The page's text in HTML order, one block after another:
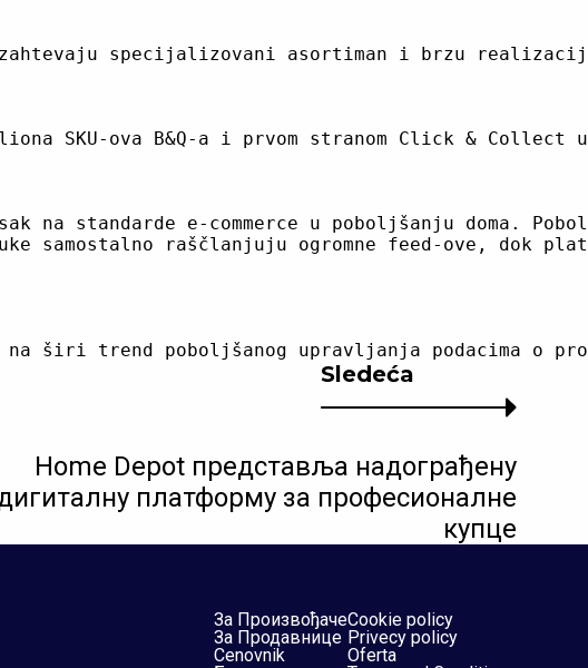
specijalizovani asortiman i brzu
SKU-ova B&Q-a i prvom stranom Click &
e-commerce u poboljšanju doma.
samostalno raščlanjuju ogromne feed-ove,
Sledeća
Home Depot представља надограђену
платформу за професионалне
купце
За Произвођаче
За Продавнице
Cenovnik
Cookie policy
Privecy policy
Oferta